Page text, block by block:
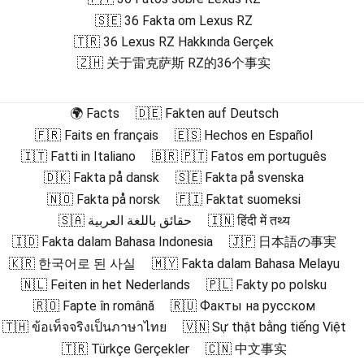
🇸🇪 36 Fakta om Lexus RZ
🇹🇷 36 Lexus RZ Hakkında Gerçek
🇿🇭 关于雷克萨斯 RZ的36个事实
🌍 Facts
🇩🇪 Fakten auf Deutsch
🇫🇷 Faits en français
🇪🇸 Hechos en Español
🇮🇹 Fatti in Italiano
🇧🇷 🇵🇹 Fatos em português
🇩🇰 Fakta på dansk
🇸🇪 Fakta på svenska
🇳🇴 Fakta på norsk
🇫🇮 Faktat suomeksi
🇸🇦 حقائق باللغة العربية
🇮🇳 हिंदी में तथ्य
🇮🇩 Fakta dalam Bahasa Indonesia
🇯🇵 日本語の事実
🇰🇷 한국어로 된 사실
🇲🇾 Fakta dalam Bahasa Melayu
🇳🇱 Feiten in het Nederlands
🇵🇱 Fakty po polsku
🇷🇴 Fapte în română
🇷🇺 Факты на русском
🇹🇭 ข้อเท็จจริงเป็นภาษาไทย
🇻🇳 Sự thật bằng tiếng Việt
🇹🇷 Türkçe Gerçekler
🇨🇳 中文事实